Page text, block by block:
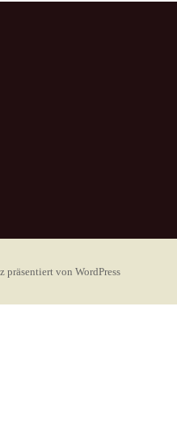
präsentiert von WordPress